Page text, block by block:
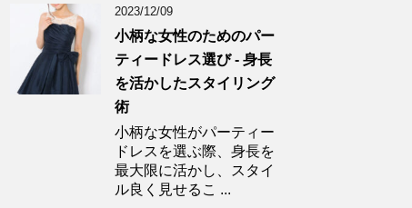
2023/12/09
小柄な女性のためのパー
ティードレス選び - 身長
を活かしたスタイリング
術
小柄な女性がパーティー
ドレスを選ぶ際、身長を
最大限に活かし、スタイ
ル良く見せるこ ...